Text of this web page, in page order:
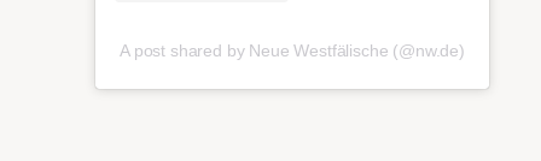
A post shared by Neue Westfälische (@nw.de)